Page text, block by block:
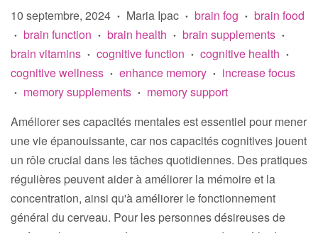
10 septembre, 2024 • Maria Ipac • brain fog • brain food
• brain function • brain health • brain supplements •
brain vitamins • cognitive function • cognitive health •
cognitive wellness • enhance memory • increase focus
• memory supplements •
memory support
Améliorer ses capacités mentales est essentiel pour mener
une vie épanouissante, car nos capacités cognitives jouent
un rôle crucial dans les tâches quotidiennes. Des pratiques
régulières peuvent aider à améliorer la mémoire et la
concentration, ainsi qu'à améliorer le fonctionnement
général du cerveau. Pour les personnes désireuses de